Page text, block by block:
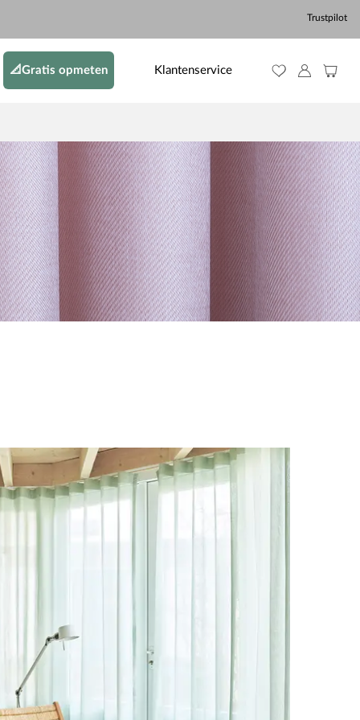
Trustpilot
📐Gratis opmeten Klantenservice